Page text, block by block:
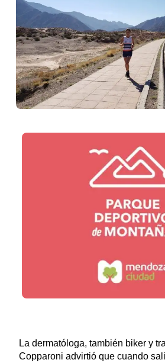
La dermatóloga, también biker y
Copparoni advirtió que cuando